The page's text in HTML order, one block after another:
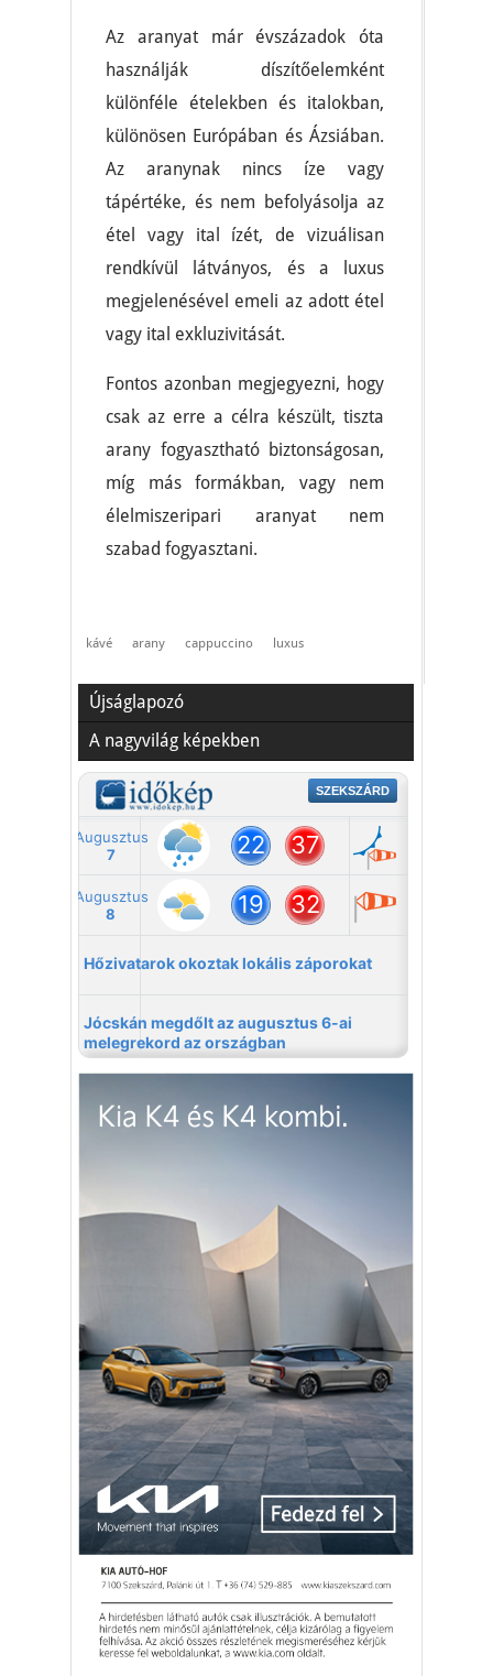
Az aranyat már évszázadok óta
használják díszítőelemként
különféle ételekben és italokban,
különösen Európában és Ázsiában.
Az aranynak nincs íze vagy
tápértéke, és nem befolyásolja az
étel vagy ital ízét, de vizuálisan
rendkívül látványos, és a luxus
megjelenésével emeli az adott étel
vagy ital exkluzivitását.
Fontos azonban megjegyezni, hogy
csak az erre a célra készült, tiszta
arany fogyasztható biztonságosan,
míg más formákban, vagy nem
élelmiszeripari aranyat nem
szabad fogyasztani.
kávé arany cappuccino luxus
Újságlapozó
A nagyvilág képekben